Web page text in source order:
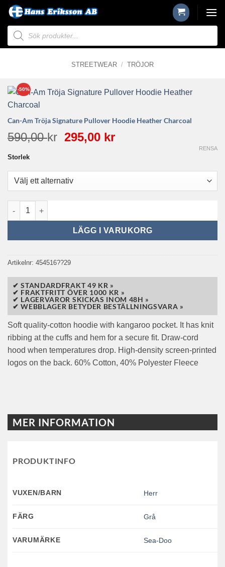
Skip
content
Produktsökning
STREETWEAR / TRÖJOR
-50%
Can-Am Tröja Signature Pullover Hoodie Heather Charcoal
590,00kr Det
var:
590,00 kr.
295,00 krDet
är:
Storlek
RENSA
Can-Am Tröja Signature Pullover Hoodie Heather Charcoal
LÄGG I VARUKORG
Artikelnr: 454516??29
✔ STANDARDFRAKT 49 KR »
✔ FRAKTFRITT ÖVER 1000 KR »
✔ LAGERVAROR SKICKAS INOM 48H »
✔ WEBBLAGER BETYDER BESTÄLLNINGSVARA »
Soft quality-cotton hoodie with kangaroo pocket. It has knit
ribbing at the cuffs and hem for a secure fit. Draw-cord
hood when temperatures drop. High-density screen-printed
logos on the back. 60% Cotton, 40% Polyester Fleece
MER INFORMATION
PRODUKTINFO
VUXEN/BARN Herr
FÄRG Grå
VARUMÄRKE Sea-Doo